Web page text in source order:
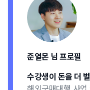
준열몬 님 프로필
수강생이 돈을 더